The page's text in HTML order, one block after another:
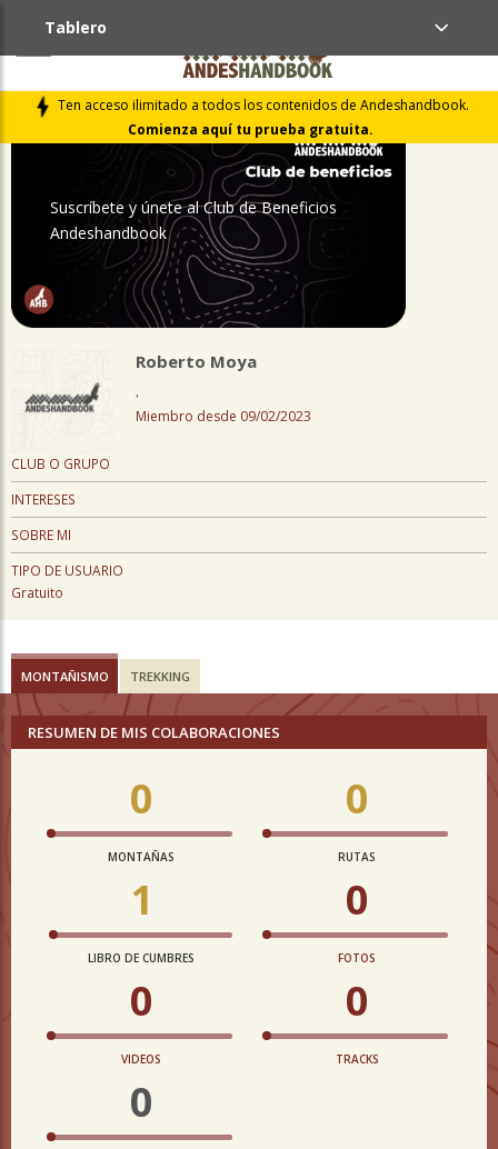
Ten acceso ilimitado a todos los contenidos de Andeshandbook.
Comienza aquí tu prueba gratuita.
Tablero
Suscríbete y únete al Club de Beneficios
Andeshandbook
Roberto Moya
,
Miembro desde 09/02/2023
CLUB O GRUPO
INTERESES
SOBRE MI
TIPO DE USUARIO
Gratuito
MONTAÑISMO TREKKING
RESUMEN DE MIS COLABORACIONES
0
MONTAÑAS
0
RUTAS
1
LIBRO DE CUMBRES
0
FOTOS
0
VIDEOS
0
TRACKS
0